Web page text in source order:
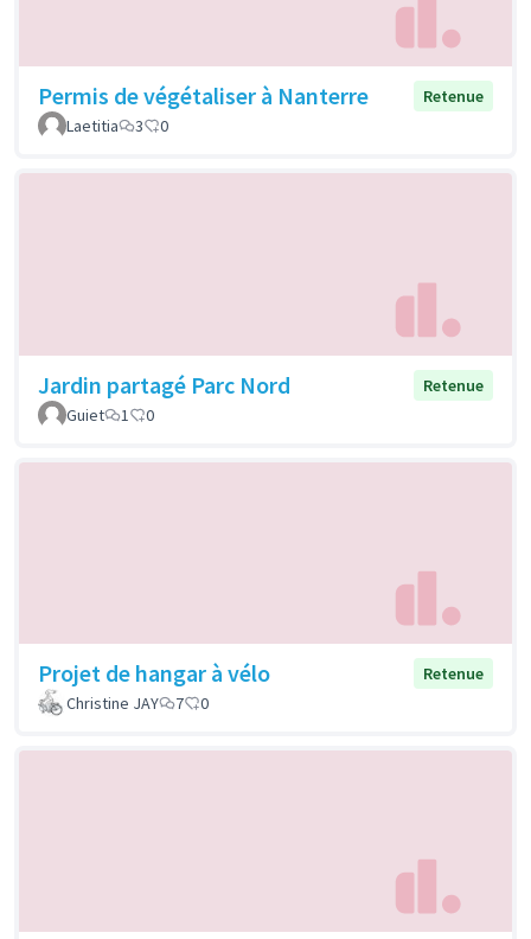
Permis de végétaliser à Nanterre
Retenue
Laetitia
3 0
Jardin partagé Parc Nord
Retenue
Guiet
1 0
Projet de hangar à vélo
Retenue
Christine JAY
7 0